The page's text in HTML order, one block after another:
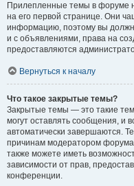
Прилепленные темы в форуме
на его первой странице. Они
информацию, поэтому вы
и с объявлениями, права на
предоставляются
Вернуться к началу
Что такое закрытые темы?
Закрытые темы — это такие
могут оставлять сообщения, и
автоматически завершаются.
причинам модератором
также можете иметь
зависимости от прав,
конференции.